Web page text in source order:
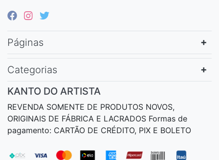
Páginas
Categorias
KANTO DO ARTISTA
REVENDA SOMENTE DE PRODUTOS NOVOS,
ORIGINAIS DE FÁBRICA E LACRADOS Formas de
pagamento: CARTÃO DE CRÉDITO, PIX E BOLETO